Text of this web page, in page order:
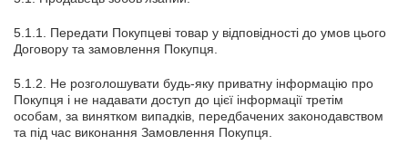
5.1.1. Передати Покупцеві товар у відповідності до умов цього
Договору та замовлення Покупця.
5.1.2. Не розголошувати будь-яку приватну інформацію про
Покупця і не надавати доступ до цієї інформації третім
особам, за винятком випадків, передбачених законодавством
та під час виконання Замовлення Покупця.